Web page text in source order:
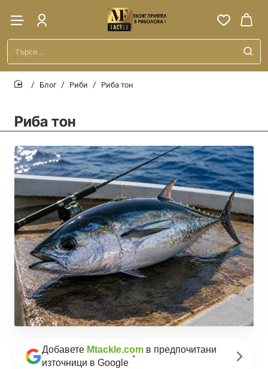
Търси...
Риба тон
Блог Риби Риба тон
Добавете Mtackle.com в предпочитани
източници в Google